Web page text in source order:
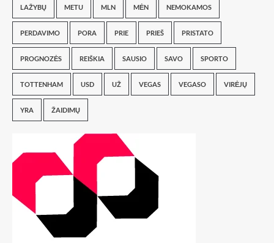
LAŽYBŲ METU MLN MĖN NEMOKAMOS
PERDAVIMO PORA PRIE PRIEŠ PRISTATO
PROGNOZĖS REIŠKIA SAUSIO SAVO SPORTO
TOTTENHAM USD UŽ VEGAS VEGASO VIRĖJŲ
YRA ŽAIDIMŲ